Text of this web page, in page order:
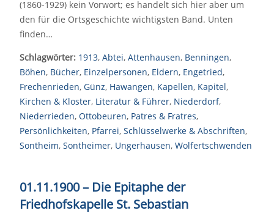
(1860-1929) kein Vorwort; es handelt sich hier aber um
den für die Ortsgeschichte wichtigsten Band. Unten
finden…
Schlagwörter: 1913, Abtei, Attenhausen, Benningen,
Böhen, Bücher, Einzelpersonen, Eldern, Engetried,
Frechenrieden, Günz, Hawangen, Kapellen, Kapitel,
Kirchen & Kloster, Literatur & Führer, Niederdorf,
Niederrieden, Ottobeuren, Patres & Fratres,
Persönlichkeiten, Pfarrei, Schlüsselwerke & Abschriften,
Sontheim, Sontheimer, Ungerhausen, Wolfertschwenden
01.11.1900– Die Epitaphe der
Friedhofskapelle St. Sebastian